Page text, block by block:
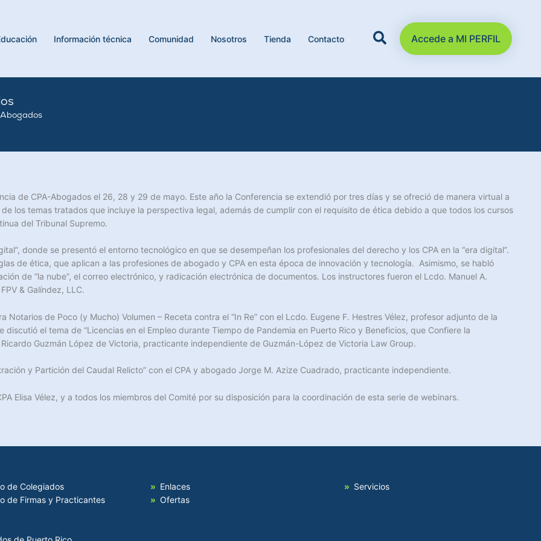
Información técnica Comunidad Nosotros Tienda Contacto Accede a MI PERFIL
de CPA-Abogados el 26, 28 y 29 de mayo. Este año la Conferencia se extendió por tres días y se ofreció de manera virtual a
los temas tratados que incluye la perspectiva legal, además de cumplir con el requisito de ética debido a que todos los cursos
del Tribunal Supremo.
donde se presentó el entorno tecnológico en que se desempeñan los profesionales del derecho y los CPA en la “era digital”.
de ética, que aplican a las profesiones de abogado y CPA en esta época de innovación y tecnología. Asimismo, se habló
de “la nube”, el correo electrónico, y radicación electrónica de documentos. Los instructores fueron el Lcdo. Manuel A.
& Galíndez, LLC.
Notarios de Poco (y Mucho) Volumen – Receta contra el “In Re” con el Lcdo. Eugene F. Hestres Vélez, profesor adjunto de la
el tema de “Licencias en el Empleo durante Tiempo de Pandemia en Puerto Rico y Beneficios, que Confiere la
Guzmán López de Victoria, practicante independiente de Guzmán-López de Victoria Law Group.
y Partición del Caudal Relicto” con el CPA y abogado Jorge M. Azize Cuadrado, practicante independiente.
Elisa Vélez, y a todos los miembros del Comité por su disposición para la coordinación de esta serie de webinars.
de Colegiados
de Firmas y Practicantes
Enlaces
Ofertas
Servicios